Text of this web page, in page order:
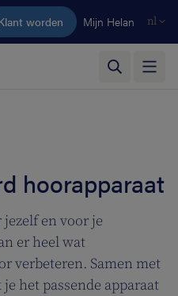
worden Mijn Helan nl
hoorapparaat
en voor je
er heel wat
verbeteren. Samen met
het passende apparaat